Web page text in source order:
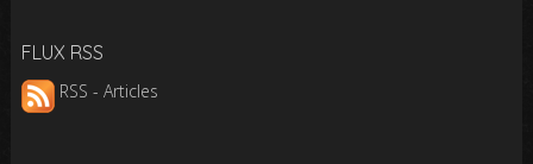
FLUX RSS
RSS - Articles